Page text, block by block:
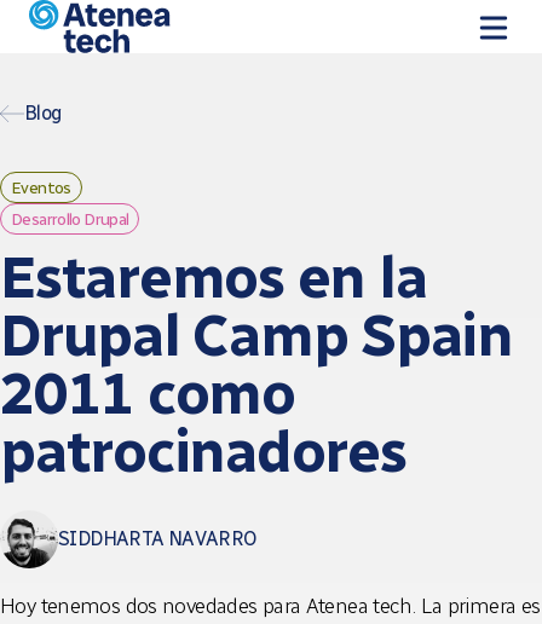
Pasar al contenido principal
Blog
Eventos
Desarrollo Drupal
Estaremos en la
Drupal Camp Spain
2011 como
patrocinadores
SIDDHARTA NAVARRO
Hoy tenemos dos novedades para Atenea tech. La primera es